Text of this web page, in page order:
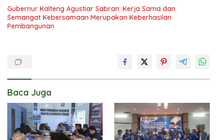
Gubernur Kalteng Agustiar Sabran: Kerja Sama dan
Semangat Kebersamaan Merupakan Keberhasilan
Pembangunan
Baca Juga